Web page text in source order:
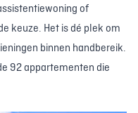
of
keuze. Het is dé plek om
binnen handbereik.
92 appartementen die